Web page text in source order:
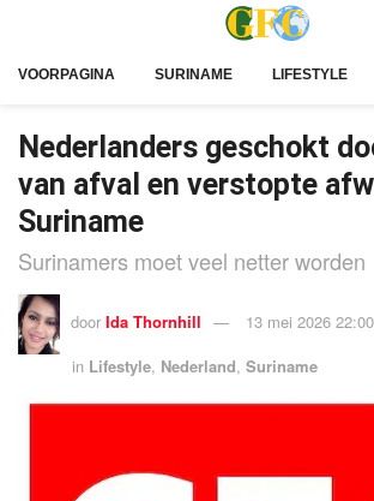
VOORPAGINA SURINAME LIFESTYLE
Nederlanders geschokt
van afval en verstopte
Suriname
Surinamers moet veel netter worden
door Ida Thornhill
13 mei 2026 22:00
in Lifestyle, Nederland, Suriname